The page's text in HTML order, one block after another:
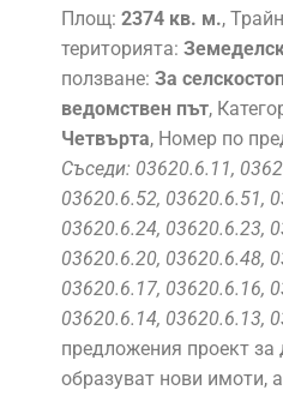
Площ: 2374 кв. м.,
територията:
ползване: За
ведомствен път,
Четвърта, Номер по
Съседи: 03620.6.11,
03620.6.52, 03620.6.51,
03620.6.24, 03620.6.23,
03620.6.20, 03620.6.48,
03620.6.17, 03620.6.16,
03620.6.14, 03620.6.13,
предложения проект за
образуват нови имоти,